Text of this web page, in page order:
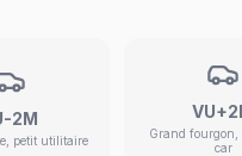
2M
petit utilitaire
Grand
car